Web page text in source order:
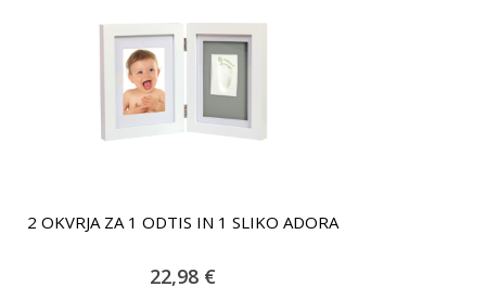
2 OKVRJA ZA 1 ODTIS IN 1 SLIKO ADORA
22,98 €